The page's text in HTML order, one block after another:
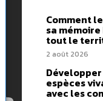
Comment
sa
tout le
2 août 2026
espèces
avec les